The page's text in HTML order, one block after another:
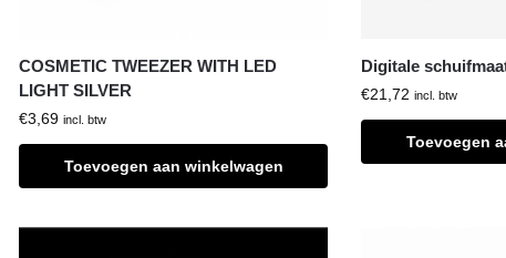
COSMETIC TWEEZER WITH LED
LIGHT SILVER
€3,69 incl. btw
Toevoegen aan winkelwagen
Digitale
€21,72 incl. btw
Toevoegen